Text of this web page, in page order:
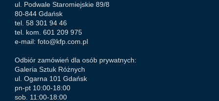
ul. Podwale Staromiejskie 89/8
80-844 Gdańsk
tel. 58 301 94 46
tel. kom. 601 209 975
e-mail: foto@kfp.com.pl
Odbiór zamówień dla osób prywatnych:
Galeria Sztuk Różnych
ul. Ogarna 101 Gdańsk
pn-pt 10:00-18:00
sob. 11:00-18:00